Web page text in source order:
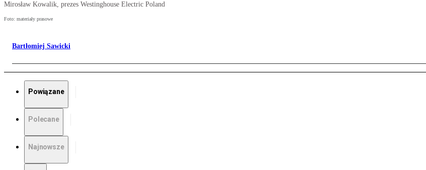
Mirosław Kowalik, prezes Westinghouse Electric Poland
Foto: materiały prasowe
Bartłomiej Sawicki
Powiązane
Polecane
Najnowsze